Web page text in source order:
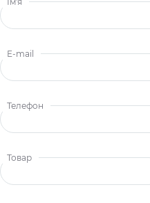
E-mail
Телефон
Товар